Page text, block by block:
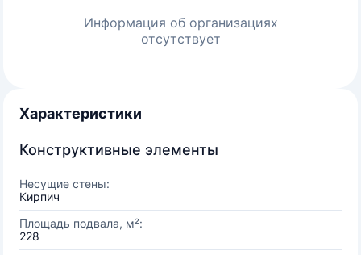
Информация об организациях
отсутствует
Характеристики
Конструктивные элементы
Несущие стены:
Кирпич
Площадь подвала, м²:
228